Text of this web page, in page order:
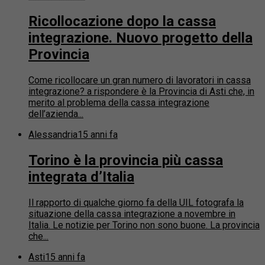
Ricollocazione dopo la cassa
integrazione. Nuovo progetto della
Provincia
Come ricollocare un gran numero di lavoratori in cassa
integrazione? a rispondere è la Provincia di Asti che, in
merito al problema della cassa integrazione
dell’azienda...
Alessandria15 anni fa
Torino è la provincia più cassa
integrata d’Italia
Il rapporto di qualche giorno fa della UIL fotografa la
situazione della cassa integrazione a novembre in
Italia. Le notizie per Torino non sono buone. La provincia
che...
Asti15 anni fa